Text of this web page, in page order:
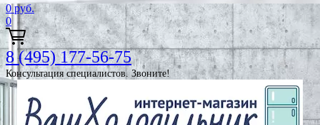
0 руб.
0
8 (495) 177-56-75
Консультация специалистов. Звоните!